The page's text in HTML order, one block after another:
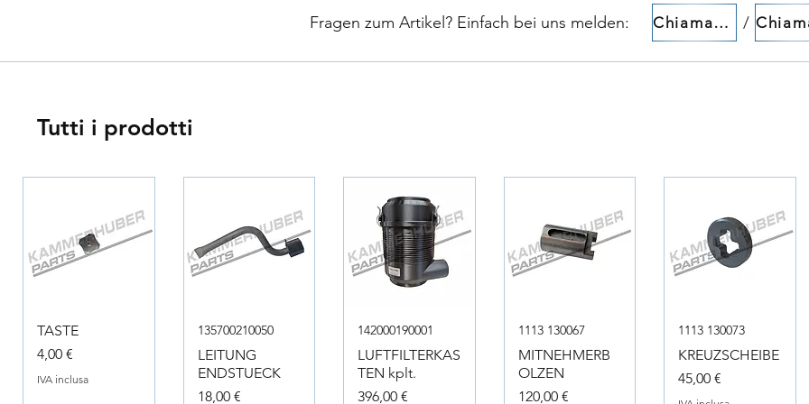
Fragen zum Artikel? Einfach bei uns melden:​​ Chiamaci! /
Tutti i prodotti
TASTE
Prezzo
4,00 €
IVA inclusa
135700210050
LEITUNG
ENDSTUECK
Prezzo
18,00 €
142000190001
LUFTFILTERKAS
TEN kplt.
Prezzo
396,00 €
1113 130067
MITNEHMERB
OLZEN
Prezzo
120,00 €
1113 130073
KREUZSCHEIBE
Prezzo
45,00 €